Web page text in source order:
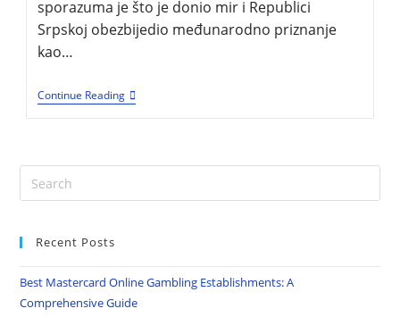
sporazuma je što je donio mir i Republici
Srpskoj obezbijedio međunarodno priznanje
kao…
Continue Reading
Recent Posts
Best Mastercard Online Gambling Establishments: A
Comprehensive Guide